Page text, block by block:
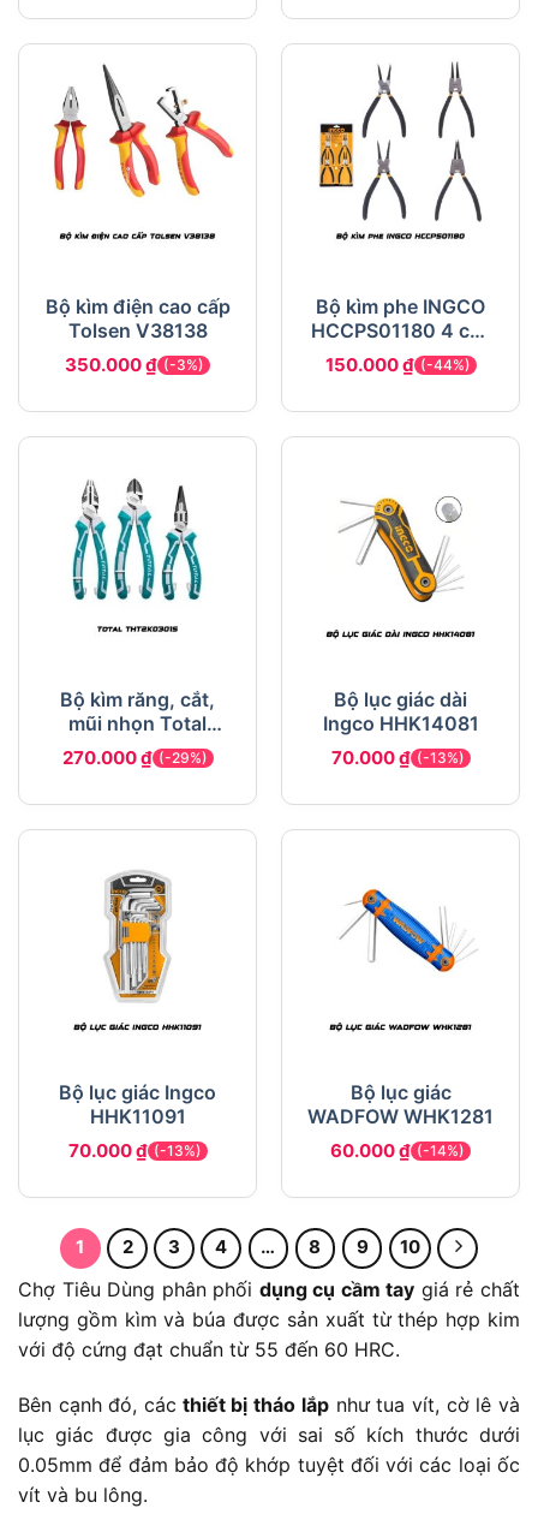
Bộ kìm điện cao cấp
Tolsen V38138
350.000₫ (-3%)
Bộ kìm phe INGCO
HCCPS01180 4 cây
180mm
150.000₫ (-44%)
Bộ kìm răng, cắt,
mũi nhọn Total
THT2K0301S
270.000₫ (-29%)
Bộ lục giác dài
Ingco HHK14081
70.000₫ (-13%)
Bộ lục giác Ingco
HHK11091
70.000₫ (-13%)
Bộ lục giác
WADFOW WHK1281
60.000₫ (-14%)
1 2 3 4 … 8 9 10
Chợ Tiêu Dùng phân phối dụng cụ cầm tay giá rẻ chất
lượng gồm kìm và búa được sản xuất từ thép hợp kim
với độ cứng đạt chuẩn từ 55 đến 60 HRC.
Bên cạnh đó, các thiết bị tháo lắpnhư tua vít, cờ lê và
lục giác được gia công với sai số kích thước dưới
0.05mm để đảm bảo độ khớp tuyệt đối với các loại ốc
vít và bu lông.